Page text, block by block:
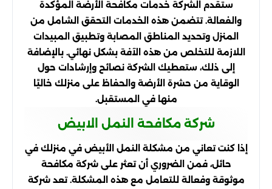
ستقدم الشركة خدمات مكافحة الأرضة المؤكدة
والفعالة. تتضمن هذه الخدمات التحقق الشامل من
المنزل وتحديد المناطق المصابة وتطبيق المبيدات
اللازمة للتخلص من هذه الآفة بشكل نهائي. بالإضافة
إلى ذلك، ستعطيك الشركة نصائح وإرشادات حول
الوقاية من حشرة الأرضة والحفاظ على منزلك خاليًا
منها في المستقبل.
شركة مكافحة النمل الابيض
إذا كنت تعاني من مشكلة النمل الأبيض في منزلك في
حائل، فمن الضروري أن تعثر على شركة مكافحة
موثوقة وفعالة للتعامل مع هذه المشكلة. تعد شركة